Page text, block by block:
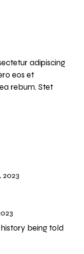
adipiscing
eos et
rebum. Stet
2023
being told